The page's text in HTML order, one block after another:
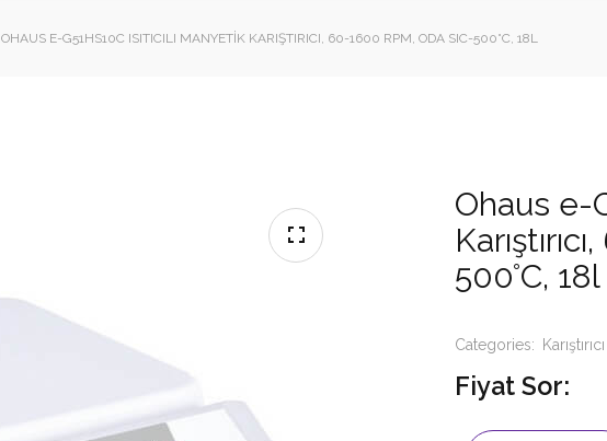
OHAUS E-G51HS10C ISITICILI MANYETIK KARIŞTIRICI, 60-1600 RPM, ODA SIC-500°C, 18L
Ohaus e-
500°C, 18l
Categories: Karıştırıcı
Fiyat Sor: